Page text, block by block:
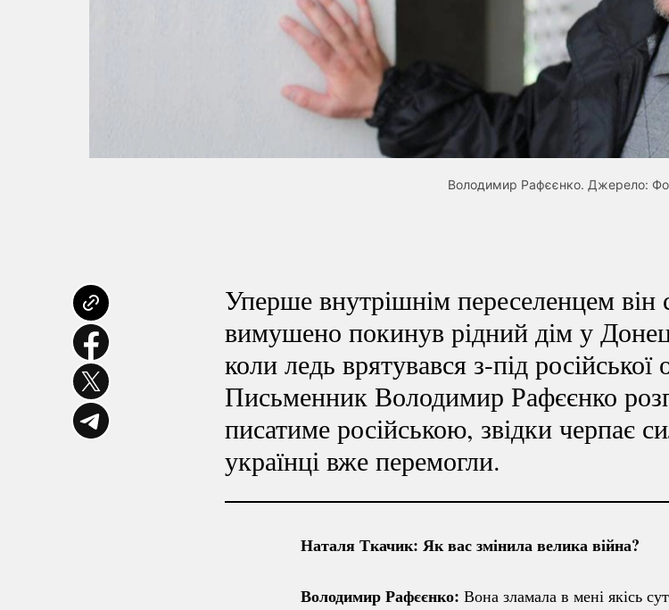
Володимир Рафєєнко. Джерело:
Уперше внутрішнім переселенцем він
вимушено покинув рідний дім у
коли ледь врятувався з-під
Письменник Володимир Рафєєнко
писатиме російською, звідки черпає
українці вже перемогли.
Наталя Ткачик: Як вас змінила велика війна?
Володимир Рафєєнко: Вона зламала в мені якісь